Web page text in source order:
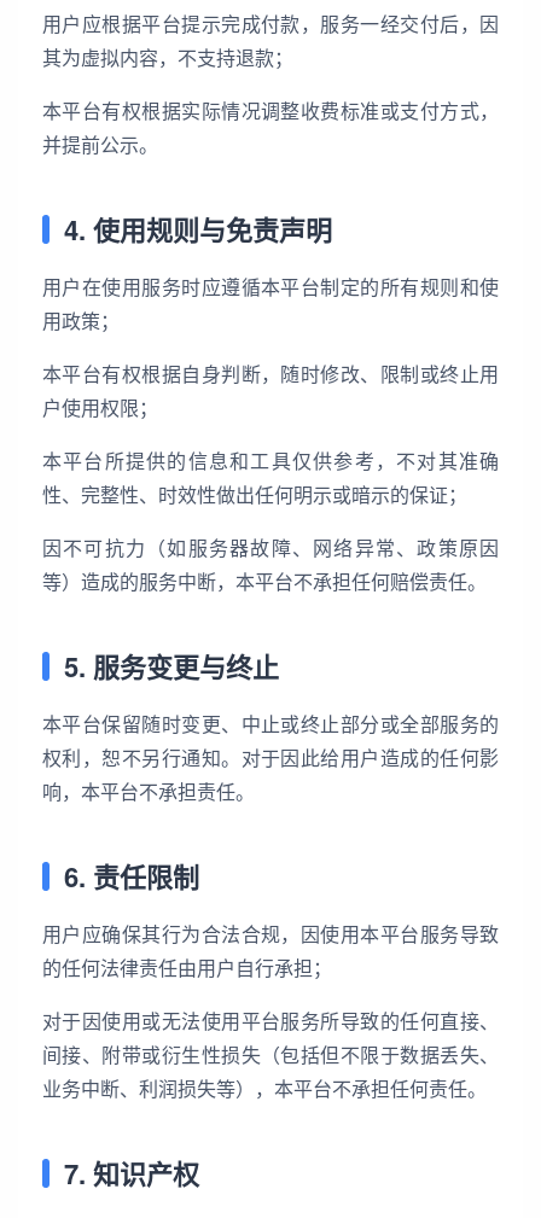
用户应根据平台提示完成付款，服务一经交付后，因
其为虚拟内容，不支持退款；
本平台有权根据实际情况调整收费标准或支付方式，
并提前公示。
4. 使用规则与免责声明
用户在使用服务时应遵循本平台制定的所有规则和使
用政策；
本平台有权根据自身判断，随时修改、限制或终止用
户使用权限；
本平台所提供的信息和工具仅供参考，不对其准确
性、完整性、时效性做出任何明示或暗示的保证；
因不可抗力（如服务器故障、网络异常、政策原因
等）造成的服务中断，本平台不承担任何赔偿责任。
5. 服务变更与终止
本平台保留随时变更、中止或终止部分或全部服务的
权利，恕不另行通知。对于因此给用户造成的任何影
响，本平台不承担责任。
6. 责任限制
用户应确保其行为合法合规，因使用本平台服务导致
的任何法律责任由用户自行承担；
对于因使用或无法使用平台服务所导致的任何直接、
间接、附带或衍生性损失（包括但不限于数据丢失、
业务中断、利润损失等），本平台不承担任何责任。
7. 知识产权